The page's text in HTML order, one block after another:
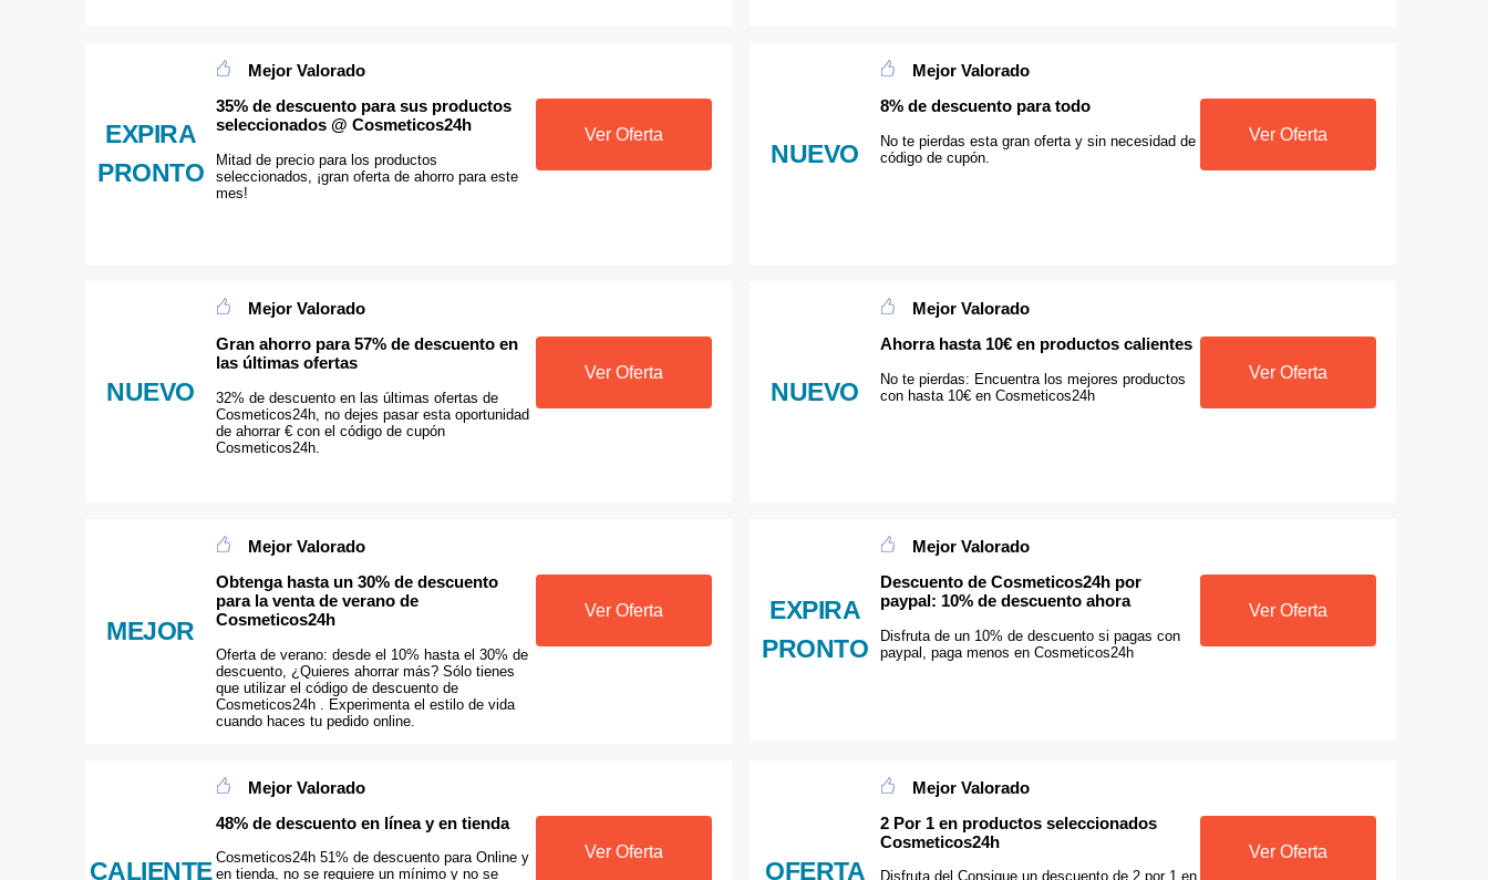
EXPIRA
PRONTO
Mejor Valorado
35% de descuento para sus productos
seleccionados @ Cosmeticos24h
Mitad de precio para los productos
seleccionados, ¡gran oferta de ahorro para este
mes!
Ver Oferta
NUEVO
Mejor Valorado
8% de descuento para todo
No te pierdas esta gran oferta y sin necesidad de
código de cupón.
Ver Oferta
NUEVO
Mejor Valorado
Gran ahorro para 57% de descuento en
las últimas ofertas
32% de descuento en las últimas ofertas de
Cosmeticos24h, no dejes pasar esta oportunidad
de ahorrar € con el código de cupón
Cosmeticos24h.
Ver Oferta
NUEVO
Mejor Valorado
Ahorra hasta 10€ en productos calientes
No te pierdas: Encuentra los mejores productos
con hasta 10€ en Cosmeticos24h
Ver Oferta
MEJOR
Mejor Valorado
Obtenga hasta un 30% de descuento
para la venta de verano de
Cosmeticos24h
Oferta de verano: desde el 10% hasta el 30% de
descuento, ¿Quieres ahorrar más? Sólo tienes
que utilizar el código de descuento de
Cosmeticos24h . Experimenta el estilo de vida
cuando haces tu pedido online.
Ver Oferta
EXPIRA
PRONTO
Mejor Valorado
Descuento de Cosmeticos24h por
paypal: 10% de descuento ahora
Disfruta de un 10% de descuento si pagas con
paypal, paga menos en Cosmeticos24h
Ver Oferta
CALIENTE
Mejor Valorado
48% de descuento en línea y en tienda
Cosmeticos24h 51% de descuento para Online y
en tienda, no se requiere un mínimo y no se
Ver Oferta
OFERTA
Mejor Valorado
2 Por 1 en productos seleccionados
Cosmeticos24h
Disfruta del Consigue un descuento de 2 por 1 en
Ver Oferta